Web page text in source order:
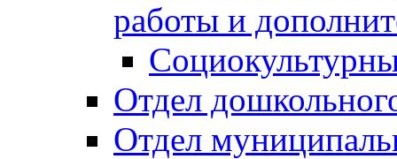
работы и
Отдел
Отдел